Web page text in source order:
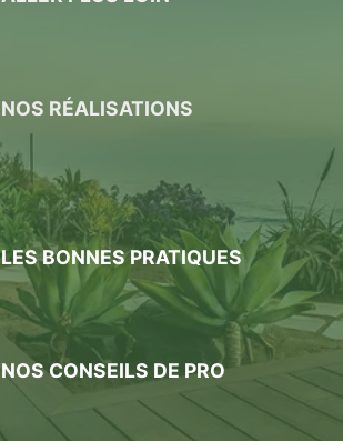
NOS RÉALISATIONS
LES BONNES PRATIQUES
NOS CONSEILS DE PRO